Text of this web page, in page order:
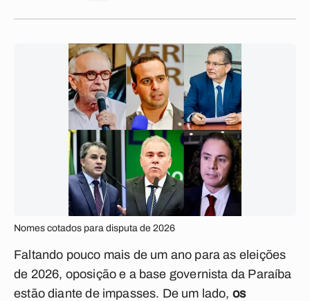
Nomes cotados para disputa de 2026
Faltando pouco mais de um ano para as eleições
de 2026, oposição e a base governista da Paraíba
estão diante de impasses. De um lado, os